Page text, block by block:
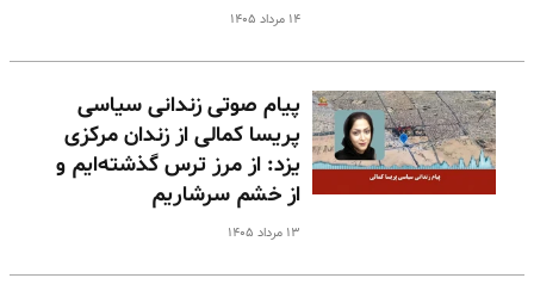
۱۴ مرداد ۱۴۰۵
پیام صوتی زندانی سیاسی
پریسا کمالی از زندان مرکزی
یزد: از مرز ترس گذشته‌ایم و
از خشم سرشاریم
۱۳ مرداد ۱۴۰۵